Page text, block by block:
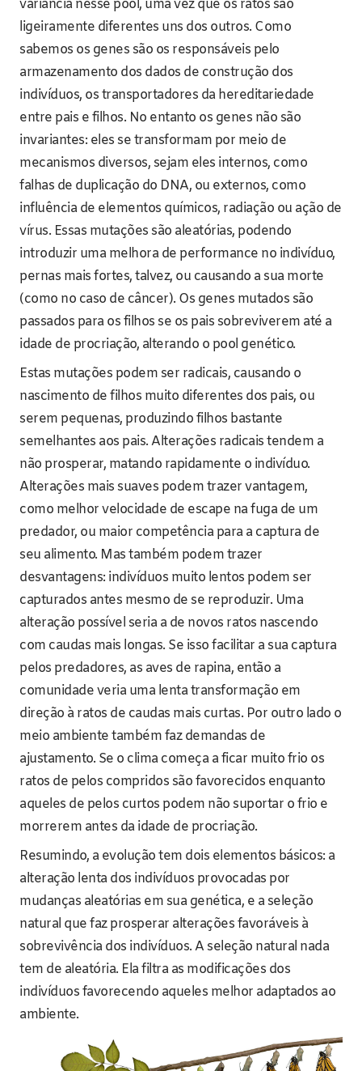
variância nesse pool, uma vez que os ratos são
ligeiramente diferentes uns dos outros. Como
sabemos os genes são os responsáveis pelo
armazenamento dos dados de construção dos
indivíduos, os transportadores da hereditariedade
entre pais e filhos. No entanto os genes não são
invariantes: eles se transformam por meio de
mecanismos diversos, sejam eles internos, como
falhas de duplicação do DNA, ou externos, como
influência de elementos químicos, radiação ou ação de
vírus. Essas mutações são aleatórias, podendo
introduzir uma melhora de performance no indivíduo,
pernas mais fortes, talvez, ou causando a sua morte
(como no caso de câncer). Os genes mutados são
passados para os filhos se os pais sobreviverem até a
idade de procriação, alterando o pool genético.
Estas mutações podem ser radicais, causando o
nascimento de filhos muito diferentes dos pais, ou
serem pequenas, produzindo filhos bastante
semelhantes aos pais. Alterações radicais tendem a
não prosperar, matando rapidamente o indivíduo.
Alterações mais suaves podem trazer vantagem,
como melhor velocidade de escape na fuga de um
predador, ou maior competência para a captura de
seu alimento. Mas também podem trazer
desvantagens: indivíduos muito lentos podem ser
capturados antes mesmo de se reproduzir. Uma
alteração possível seria a de novos ratos nascendo
com caudas mais longas. Se isso facilitar a sua captura
pelos predadores, as aves de rapina, então a
comunidade veria uma lenta transformação em
direção à ratos de caudas mais curtas. Por outro lado o
meio ambiente também faz demandas de
ajustamento. Se o clima começa a ficar muito frio os
ratos de pelos compridos são favorecidos enquanto
aqueles de pelos curtos podem não suportar o frio e
morrerem antes da idade de procriação.
Resumindo, a evolução tem dois elementos básicos: a
alteração lenta dos indivíduos provocadas por
mudanças aleatórias em sua genética, e a seleção
natural que faz prosperar alterações favoráveis à
sobrevivência dos indivíduos. A seleção natural nada
tem de aleatória. Ela filtra as modificações dos
indivíduos favorecendo aqueles melhor adaptados ao
ambiente.